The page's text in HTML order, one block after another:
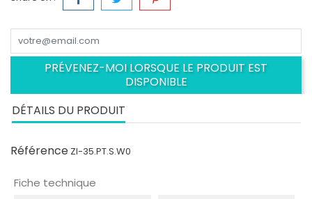
PRÉVENEZ-MOI LORSQUE LE PRODUIT EST
DISPONIBLE
DÉTAILS DU PRODUIT
Référence ZI-35.PT.S.W0
Fiche technique